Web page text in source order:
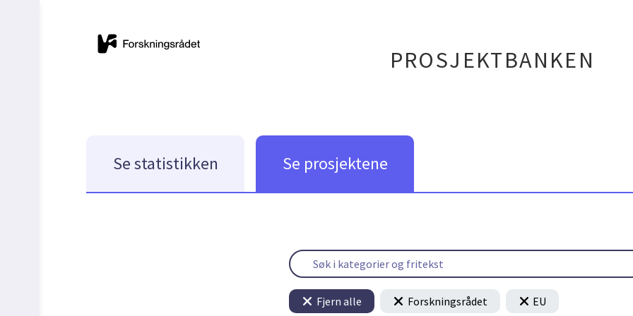
PROSJEKTBANKEN
Se statistikken Se prosjektene
Fjern alle Forskningsrådet EU